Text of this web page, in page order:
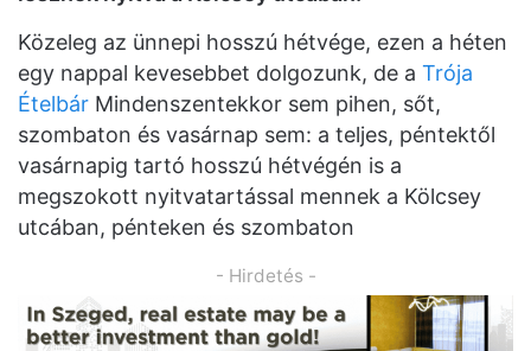
Közeleg az ünnepi hosszú hétvége, ezen a héten
egy nappal kevesebbet dolgozunk, de a Trója
Ételbár Mindenszentekkor sem pihen, sőt,
szombaton és vasárnap sem: a teljes, péntektől
vasárnapig tartó hosszú hétvégén is a
megszokott nyitvatartással mennek a Kölcsey
utcában, pénteken és szombaton
- Hirdetés -